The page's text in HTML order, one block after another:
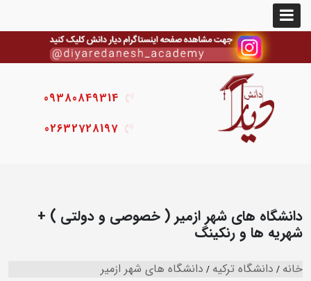
09380849314
02632728197
دانشگاه های شهر ازمیر ( خصوصی و دولتی ) +
شهریه ها و رنکینگ
خانه دانشگاه ترکیه دانشگاه های شهر ازمیر